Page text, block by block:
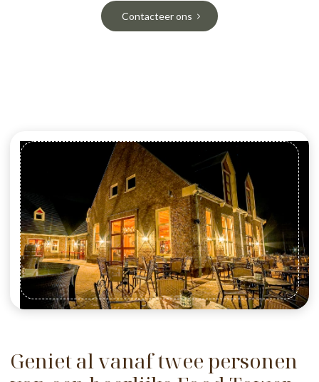
Contacteer ons
Geniet al vanaf twee personen